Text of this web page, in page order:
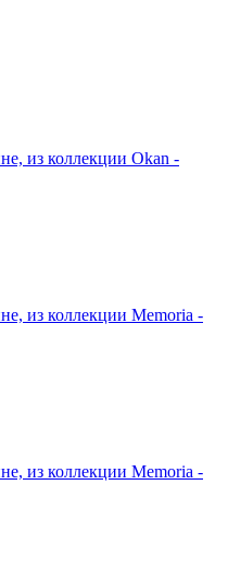
из коллекции Okan -
из коллекции Memoria -
из коллекции Memoria -